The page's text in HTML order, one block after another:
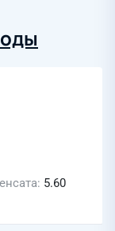
5.60